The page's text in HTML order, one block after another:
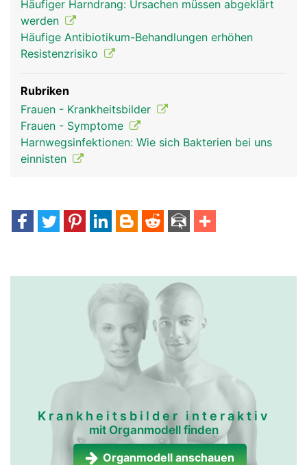
Häufiger Harndrang: Ursachen müssen abgeklärt
werden
Häufige Antibiotikum-Behandlungen erhöhen
Resistenzrisiko
Rubriken
Frauen - Krankheitsbilder
Frauen - Symptome
Harnwegsinfektionen: Wie sich Bakterien bei uns
einnisten
Krankheitsbilder interaktiv
mit Organmodell finden
Organmodell anschauen